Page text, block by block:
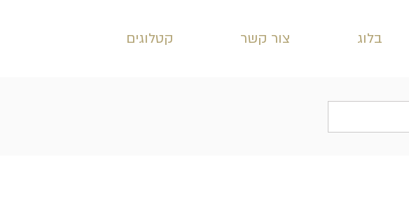
בלוג צור קשר קטלוגים